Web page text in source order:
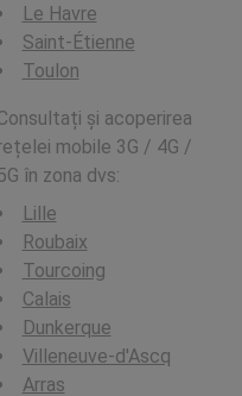
Le Havre
Saint-Étienne
Toulon
și acoperirea
mobile 3G / 4G /
în zona dvs:
Lille
Roubaix
Tourcoing
Calais
Dunkerque
Villeneuve-d'Ascq
Arras